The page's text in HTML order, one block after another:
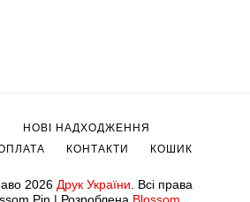
2026 Друк України . Всі права
Pin | Розроблена Blossom
НОВІ НАДХОДЖЕННЯ
КОНТАКТИ КОШИК